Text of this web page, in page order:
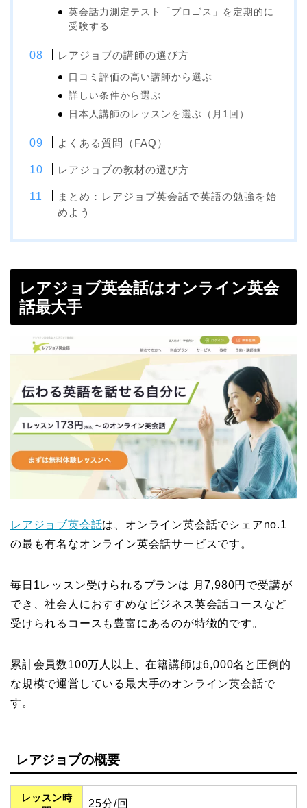
英会話力測定テスト「プロゴス」を定期的に
受験する
レアジョブの講師の選び方
口コミ評価の高い講師から選ぶ
詳しい条件から選ぶ
日本人講師のレッスンを選ぶ（月1回）
よくある質問（FAQ）
レアジョブの教材の選び方
まとめ：レアジョブ英会話で英語の勉強を始
めよう
レアジョブ英会話はオンライン英会
話最大手
レアジョブ英会話は、オンライン英会話でシェアno.1
の最も有名なオンライン英会話サービスです。
毎日1レッスン受けられるプランは 月7,980円で受講が
でき、社会人におすすめなビジネス英会話コースなど
受けられるコースも豊富にあるのが特徴的です。
累計会員数100万人以上、在籍講師は6,000名と圧倒的
な規模で運営している最大手のオンライン英会話で
す。
レアジョブの概要
レッスン時
25分/回